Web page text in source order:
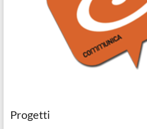
Progetti